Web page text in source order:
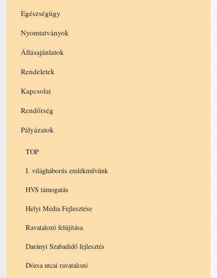
Egészségügy
Nyomtatványok
Állásajánlatok
Rendeletek
Kapcsolat
Rendőrség
Pályázatok
TOP
I. világháborús emlékművünk
HVS támogatás
Helyi Média Fejlesztése
Ravatalozó felújítása
Darányi Szabadidő fejlesztés
Dózsa utcai ravatalozó